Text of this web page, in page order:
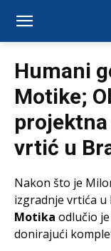
Humani
Motike;
vrtić u
Nakon što je
izgradnje vrtića u
Motika odlučio
donirajući